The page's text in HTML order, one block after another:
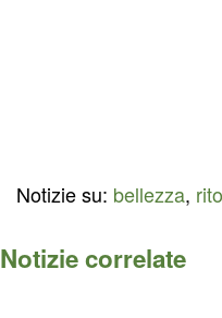
Notizie su: bellezza,
Notizie correlate